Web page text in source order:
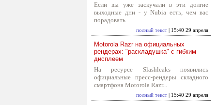
Если вы уже заскучали в эти долгие
выходные дни - у Nubia есть, чем вас
порадовать...
полный текст | 15:40 29 апреля
Motorola Razr на официальных
рендерах: "раскладушка" с гибким
дисплеем
На ресурсе Slashleaks появились
официальные пресс-рендеры складного
смартфона Motorola Razr...
полный текст | 15:40 29 апреля